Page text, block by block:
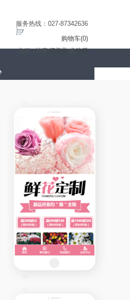
服务热线：027-87342636
购物车(0)
您好，访客请登录或注册